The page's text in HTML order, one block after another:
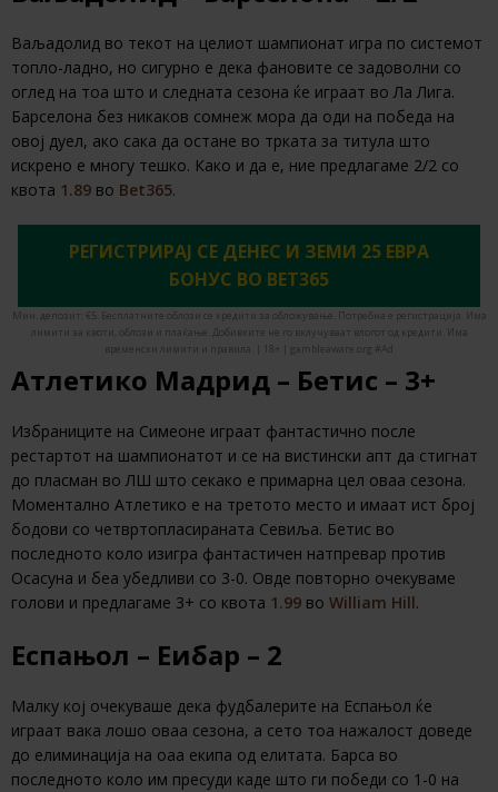
Ваљадолид во текот на целиот шампионат игра по системот
топло-ладно, но сигурно е дека фановите се задоволни со
оглед на тоа што и следната сезона ќе играат во Ла Лига.
Барселона без никаков сомнеж мора да оди на победа на
овој дуел, ако сака да остане во трката за титула што
искрено е многу тешко. Како и да е, ние предлагаме 2/2 со
квота 1.89 во Bet365.
РЕГИСТРИРАЈ СЕ ДЕНЕС И ЗЕМИ 25 ЕВРА
БОНУС ВО BET365
Мин. депозит: €5. Бесплатните облози се кредити за обложување. Потребна е регистрација. Има
лимити за квоти, облози и плаќање. Добивките не го вклучуваат влогот од кредити. Има
временски лимити и правила. | 18+ | gambleaware.org #Ad
Атлетико Мадрид – Бетис – 3+
Избраниците на Симеоне играат фантастично после
рестартот на шампионатот и се на вистински апт да стигнат
до пласман во ЛШ што секако е примарна цел оваа сезона.
Моментално Атлетико е на третото место и имаат ист број
бодови со четвртопласираната Севиља. Бетис во
последното коло изигра фантастичен натпревар против
Осасуна и беа убедливи со 3-0. Овде повторно очекуваме
голови и предлагаме 3+ со квота 1.99 во William Hill.
Еспањол – Еибар – 2
Малку кој очекуваше дека фудбалерите на Еспањол ќе
играат вака лошо оваа сезона, а сето тоа нажалост доведе
до елиминација на оаа екипа од елитата. Барса во
последното коло им пресуди каде што ги победи со 1-0 на